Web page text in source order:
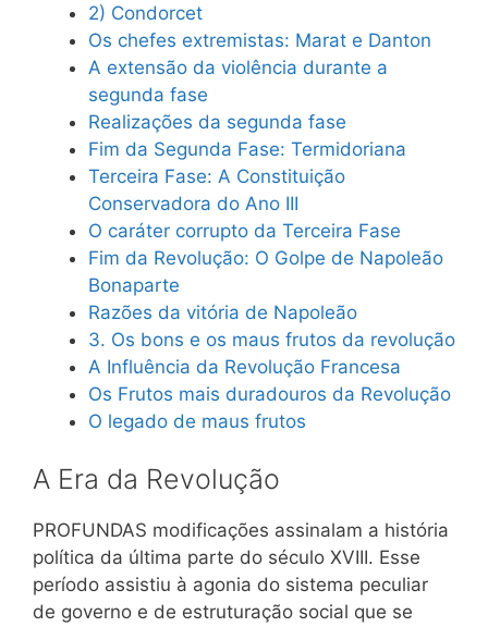
2) Condorcet
Os chefes extremistas: Marat e Danton
A extensão da violência durante a
segunda fase
Realizações da segunda fase
Fim da Segunda Fase: Termidoriana
Terceira Fase: A Constituição
Conservadora do Ano III
O caráter corrupto da Terceira Fase
Fim da Revolução: O Golpe de Napoleão
Bonaparte
Razões da vitória de Napoleão
3. Os bons e os maus frutos da revolução
A Influência da Revolução Francesa
Os Frutos mais duradouros da Revolução
O legado de maus frutos
A Era da Revolução
PROFUNDAS modificações assinalam a história
política da última parte do século XVIII. Esse
período assistiu à agonia do sistema peculiar
de governo e de estruturação social que se